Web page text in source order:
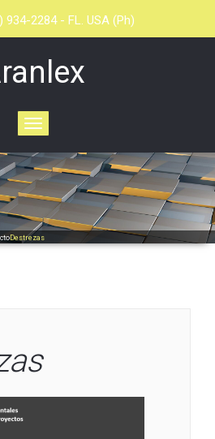
934-2284 - FL. USA (Ph)
Toggle
navigation
Destrezas